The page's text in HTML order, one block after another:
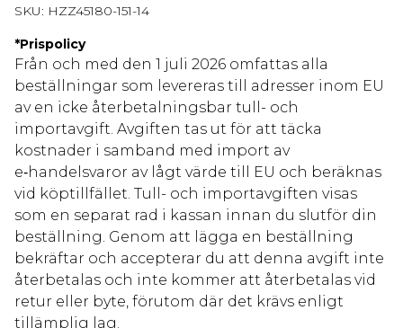
SKU: HZZ45180-151-14
*Prispolicy
Från och med den 1 juli 2026 omfattas alla
beställningar som levereras till adresser inom EU
av en icke återbetalningsbar tull- och
importavgift. Avgiften tas ut för att täcka
kostnader i samband med import av
e‑handelsvaror av lågt värde till EU och beräknas
vid köptillfället. Tull- och importavgiften visas
som en separat rad i kassan innan du slutför din
beställning. Genom att lägga en beställning
bekräftar och accepterar du att denna avgift inte
återbetalas och inte kommer att återbetalas vid
retur eller byte, förutom där det krävs enligt
tillämplig lag.